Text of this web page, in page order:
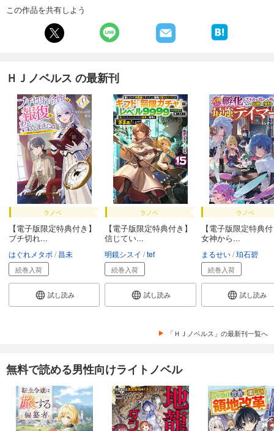
この作品を共有しよう
ＨＪノベルス の最新刊
ラノベ
【電子版限定特典付き】
ブチ切れ...
はぐれメタボ 昌未
続巻入荷
試し読み
ラノベ
【電子版限定特典付き】
信じてい...
明鏡シスイ tef
続巻入荷
試し読み
ラノベ
【電子版限定特典
女神から...
まるせい 珀石碧
続巻入荷
試し読み
「ＨＪノベルス」の最新刊一覧へ
無料で読める男性向けライトノベル